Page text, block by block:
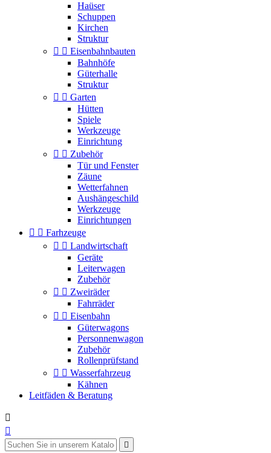
Haüser
Schuppen
Kirchen
Struktur
  Eisenbahnbauten
Bahnhöfe
Güterhalle
Struktur
  Garten
Hütten
Spiele
Werkzeuge
Einrichtung
  Zubehör
Tür und Fenster
Zäune
Wetterfahnen
Aushängeschild
Werkzeuge
Einrichtungen
  Farhzeuge
  Landwirtschaft
Geräte
Leiterwagen
Zubehör
  Zweiräder
Fahrräder
  Eisenbahn
Güterwagons
Personnenwagon
Zubehör
Rollenprüfstand
  Wasserfahrzeug
Kähnen
Leitfäden & Beratung


